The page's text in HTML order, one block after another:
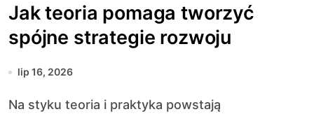
Jak teoria pomaga tworzyć
spójne strategie rozwoju
lip 16, 2026
Na styku teoria i praktyka powstają